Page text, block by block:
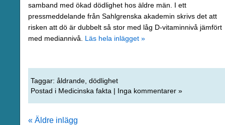
samband med ökad dödlighet hos äldre män. I ett
pressmeddelande från Sahlgrenska akademin skrivs det att
risken att dö är dubbelt så stor med låg D-vitaminnivå jämfört
med mediannivå. Läs hela inlägget »
Taggar: åldrande dödlighet
Postad i Medicinska fakta | Inga kommentarer »
« Äldre inlägg